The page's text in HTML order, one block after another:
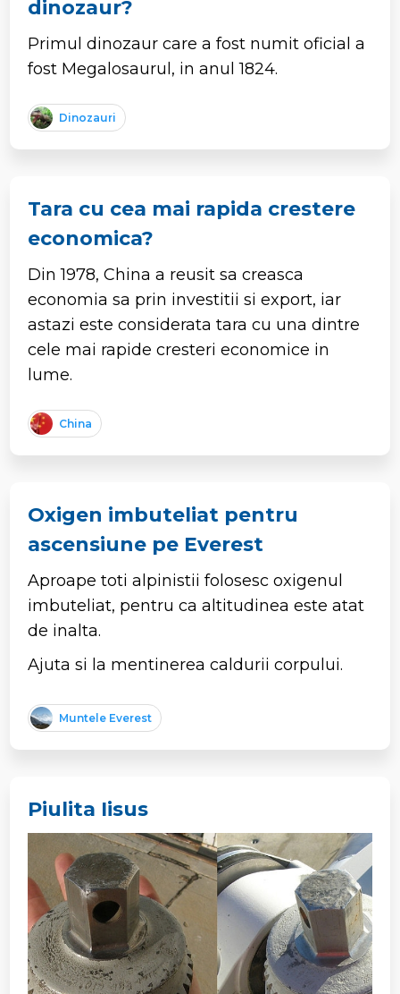
dinozaur?
Primul dinozaur care a fost numit oficial a
fost Megalosaurul, in anul 1824.
Dinozauri
Tara cu cea mai rapida crestere
economica?
Din 1978, China a reusit sa creasca
economia sa prin investitii si export, iar
astazi este considerata tara cu una dintre
cele mai rapide cresteri economice in
lume.
China
Oxigen imbuteliat pentru
ascensiune pe Everest
Aproape toti alpinistii folosesc oxigenul
imbuteliat, pentru ca altitudinea este atat
de inalta.
Ajuta si la mentinerea caldurii corpului.
Muntele Everest
Piulita Iisus